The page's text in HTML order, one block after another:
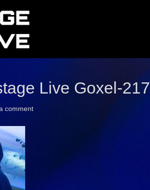
Live Goxel-217
comment